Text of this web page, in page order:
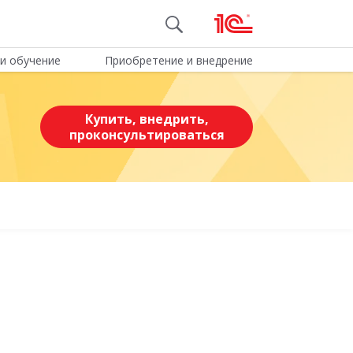
обучение Приобретение и внедрение
Купить, внедрить,
проконсультироваться